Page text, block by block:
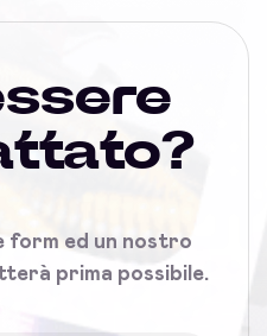
form ed un nostro
prima possibile.